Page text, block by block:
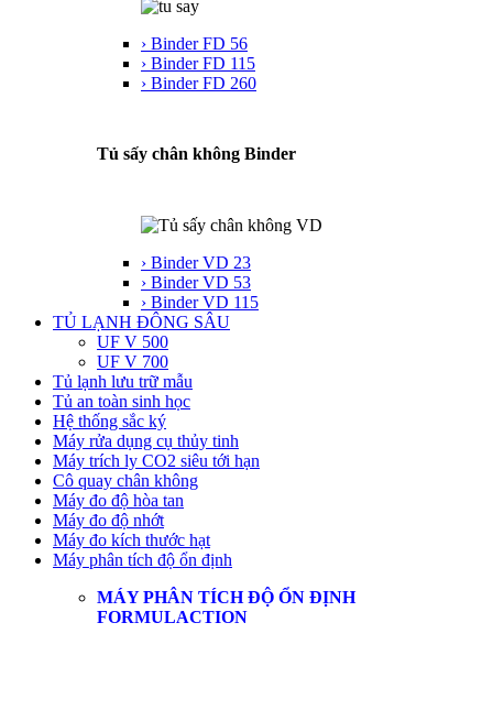
› Binder FD 56
› Binder FD 115
› Binder FD 260
Tủ sấy chân không Binder
› Binder VD 23
› Binder VD 53
› Binder VD 115
TỦ LẠNH ĐÔNG SÂU
UF V 500
UF V 700
Tủ lạnh lưu trữ mẫu
Tủ an toàn sinh học
Hệ thống sắc ký
Máy rửa dụng cụ thủy tinh
Máy trích ly CO2 siêu tới hạn
Cô quay chân không
Máy đo độ hòa tan
Máy đo độ nhớt
Máy đo kích thước hạt
Máy phân tích độ ổn định
MÁY PHÂN TÍCH ĐỘ ỔN ĐỊNH
FORMULACTION